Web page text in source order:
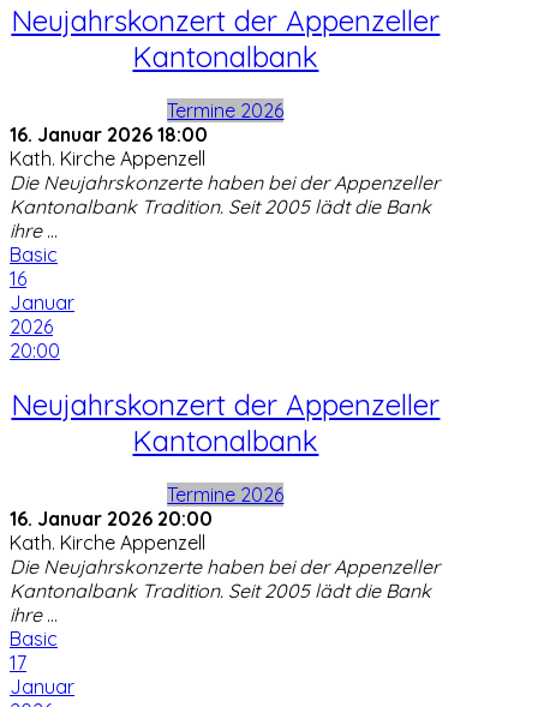
Neujahrskonzert der Appenzeller
Kantonalbank
Termine 2026
16. Januar 2026 18:00
Kath. Kirche Appenzell
Die Neujahrskonzerte haben bei der Appenzeller
Kantonalbank Tradition. Seit 2005 lädt die Bank
ihre...
Basic
16
Januar
2026
20:00
Neujahrskonzert der Appenzeller
Kantonalbank
Termine 2026
16. Januar 2026 20:00
Kath. Kirche Appenzell
Die Neujahrskonzerte haben bei der Appenzeller
Kantonalbank Tradition. Seit 2005 lädt die Bank
ihre...
Basic
17
Januar